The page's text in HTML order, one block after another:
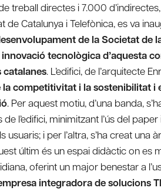
treball directes i 7.000
de Catalunya i Telefònica, es va
de la Societat de
tecnològica d’aquesta
. L’edifici, de l’arquitecte
la competitivitat i la sostenibilitat
. Per aquest motiu, d’una banda,
l’edifici, minimitzant l’ús del
i per l’altra, s’ha creat una
últim és un espai didàctic on
oferint un major benestar a
integradora de solucions